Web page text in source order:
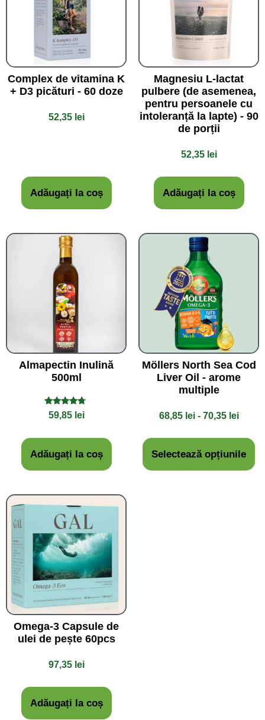
Complex de vitamina K
+ D3 picături - 60 doze
52,35 lei
Adăugați la coș
Magnesiu L-lactat
pulbere (de asemenea,
pentru persoanele cu
intoleranță la lapte) - 90
de porții
52,35 lei
Adăugați la coș
Almapectin Inulină
500ml
Evaluat la
4.50
59,85 lei
Adăugați la coș
Möllers North Sea Cod
Liver Oil - arome
multiple
68,85 lei - 70,35 lei
Selectează opțiunile
Omega-3 Capsule de
ulei de pește 60pcs
97,35 lei
Adăugați la coș